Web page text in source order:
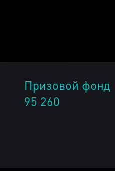
Призовой фонд
95 260